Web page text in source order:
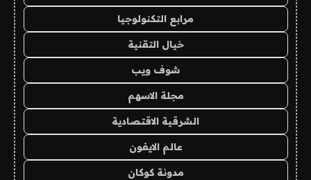
مرابع التكنولوجيا
خيال التقنية
شوف ويب
مجلة الاسهم
الشرقية الاقتصادية
عالم الايفون
مدونة كوكان